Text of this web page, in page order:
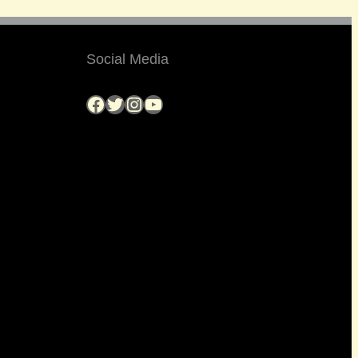
Social Media
Facebook Twitter InstagramYouTube